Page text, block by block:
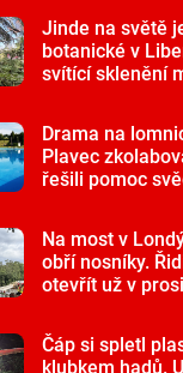
Jinde na světě
botanické v
svítící sklenění
Drama na
Plavec
řešili pomoc
Na most v
obří nosníky.
otevřít už v
Čáp si spletl
klubkem hadů.